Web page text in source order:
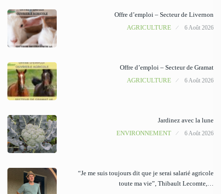
Offre d’emploi – Secteur de Livernon
AGRICULTURE
6 Août 2026
Offre d’emploi – Secteur de Gramat
AGRICULTURE
6 Août 2026
Jardinez avec la lune
ENVIRONNEMENT
6 Août 2026
“Je me suis toujours dit que je serai salarié agricole
toute ma vie”, Thibault Lecomte,…